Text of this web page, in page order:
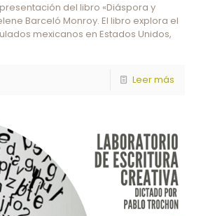
del libro «Diáspora y
Barceló Monroy. El libro explora el
mexicanos en Estados Unidos,
Leer más